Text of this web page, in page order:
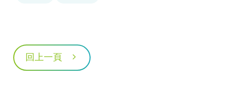
回上一頁